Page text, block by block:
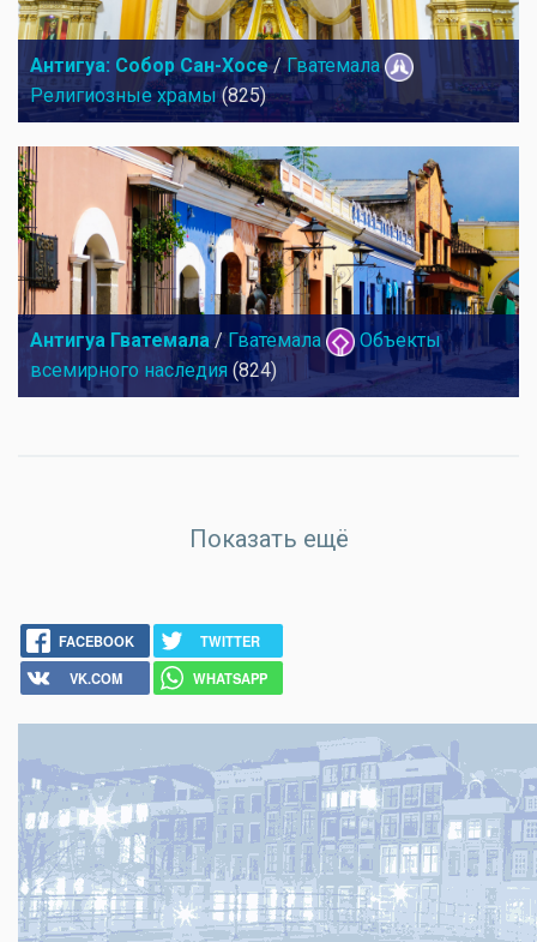
Антигуа: Собор Сан-Хосе/Гватемала
Религиозные храмы(825)
Антигуа Гватемала/ Гватемала
Объекты
всемирного наследия (824)
Показать ещё
FACEBOOK
TWITTER
VK.COM
WHATSAPP